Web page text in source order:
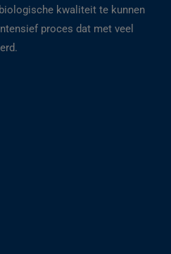
kwaliteit te kunnen
proces dat met veel